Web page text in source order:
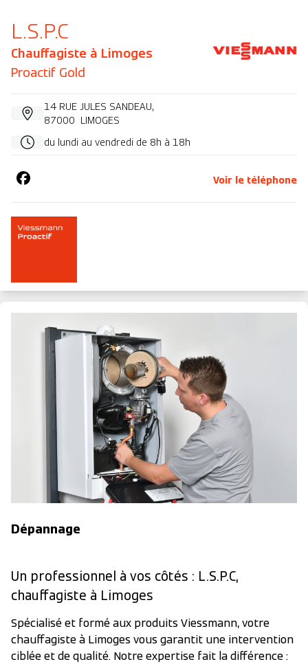
L.S.P.C
Chauffagiste à Limoges
Proactif Gold
14 RUE JULES SANDEAU,
87000 LIMOGES
du lundi au vendredi de 8h à 18h
Voir le téléphone
Dépannage
Un professionnel à vos côtés : L.S.P.C,
chauffagiste à Limoges
Spécialisé et formé aux produits Viessmann, votre
chauffagiste à Limoges vous garantit une intervention
ciblée et de qualité. Notre expertise fait la différence :